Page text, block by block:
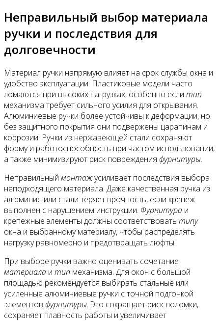
Неправильный выбор материала
ручки и последствия для
долговечности
Материал ручки напрямую влияет на срок службы окна и
удобство эксплуатации. Пластиковые модели часто
ломаются при высоких нагрузках, особенно если тип
механизма требует сильного усилия для открывания.
Алюминиевые ручки более устойчивы к деформации, но
без защитного покрытия они подвержены царапинам и
коррозии. Ручки из нержавеющей стали сохраняют
форму и работоспособность при частом использовании,
а также минимизируют риск повреждения фурнитуры.
Неправильный монтажусиливает последствия выбора
неподходящего материала. Даже качественная ручка из
алюминия или стали теряет прочность, если крепеж
выполнен с нарушением инструкции. Фурнитура и
крепежные элементы должны соответствовать типу
окна и выбранному материалу, чтобы распределять
нагрузку равномерно и предотвращать люфты.
При выборе ручки важно оценивать сочетание
материала и тип механизма. Для окон с большой
площадью рекомендуется выбирать стальные или
усиленные алюминиевые ручки с точной подгонкой
элементов фурнитуры. Это сокращает риск поломки,
сохраняет плавность работы и увеличивает